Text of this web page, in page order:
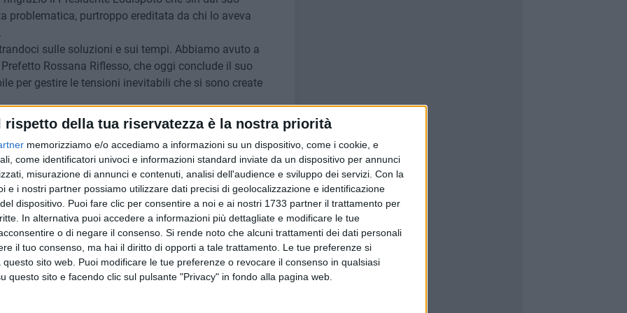
rispetto della tua riservatezza è la nostra priorità
memorizziamo e/o accediamo a informazioni su un dispositivo, come i cookie, e
come identificatori univoci e informazioni standard inviate da un dispositivo per annunci
misurazione di annunci e contenuti, analisi dell'audience e sviluppo dei servizi. Con la
e i nostri partner possiamo utilizzare dati precisi di geolocalizzazione e identificazione
dispositivo. Puoi fare clic per consentire a noi e ai nostri 1733 partner il trattamento per
In alternativa puoi accedere a informazioni più dettagliate e modificare le tue
o di negare il consenso. Si rende noto che alcuni trattamenti dei dati personali
il tuo consenso, ma hai il diritto di opporti a tale trattamento. Le tue preferenze si
sito web. Puoi modificare le tue preferenze o revocare il consenso in qualsiasi
questo sito e facendo clic sul pulsante "Privacy" in fondo alla pagina web.
problematica, purtroppo ereditata da chi lo aveva
sulle soluzioni e sui tempi. Abbiamo avuto a
Rossana Riflesso, che oggi conclude il suo
per gestire le tensioni inevitabili che si sono create
per il forte legame a quel luogo, alla sua storia, alle
e commerciali; a chi in questi anni e mesi di incertezza
le proprie scelte di vita.
'il Borgo non si tocca'. Ed ecco che a Montegrosso
rotatoria che permarrà, nel mentre nuove soluzioni
in tempi prestabiliti. Vigileremo come sempre, e
istituzionale, giammai dello sterile scontro o
Questo è il territorio che ci piace raccontare, con le
mortificato, bensì migliorato.
a dire: restate uniti. Restiamo uniti. Solo insieme